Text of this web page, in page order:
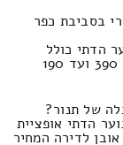
בסביבת כפר
הדתי כולל
להתקין העברה של מייבש חשמלי התעריף הוא 390 ועד 190
של תנור?
הדתי אופציית
לדירה המחיר